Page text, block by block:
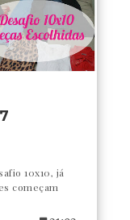
10x10, já
começam